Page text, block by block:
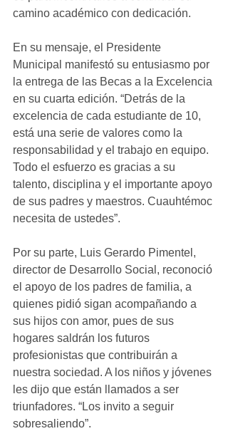
camino académico con dedicación.
En su mensaje, el Presidente
Municipal manifestó su entusiasmo por
la entrega de las Becas a la Excelencia
en su cuarta edición. “Detrás de la
excelencia de cada estudiante de 10,
está una serie de valores como la
responsabilidad y el trabajo en equipo.
Todo el esfuerzo es gracias a su
talento, disciplina y el importante apoyo
de sus padres y maestros. Cuauhtémoc
necesita de ustedes”.
Por su parte, Luis Gerardo Pimentel,
director de Desarrollo Social, reconoció
el apoyo de los padres de familia, a
quienes pidió sigan acompañando a
sus hijos con amor, pues de sus
hogares saldrán los futuros
profesionistas que contribuirán a
nuestra sociedad. A los niños y jóvenes
les dijo que están llamados a ser
triunfadores. “Los invito a seguir
sobresaliendo”.